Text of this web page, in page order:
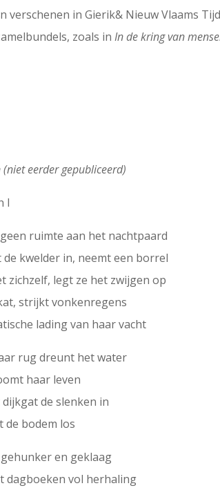
verschenen in Gierik& Nieuw Vlaams
zoals inIn de kring van
(niet eerder gepubliceerd)
I
ruimte aan het nachtpaard
de kwelder in, neemt een borrel
zichzelf, legt ze het zwijgen op
strijkt vonkenregens
lading van haar vacht
rug dreunt het water
haar leven
de slenken in
de bodem los
en geklaag
dagboeken vol herhaling